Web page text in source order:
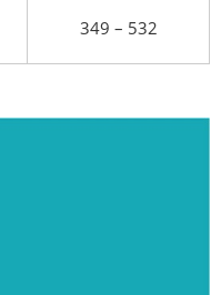
349 – 532